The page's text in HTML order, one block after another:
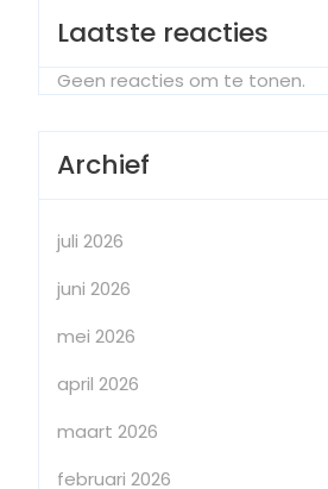
Laatste reacties
Geen reacties om te tonen.
Archief
juli 2026
juni 2026
mei 2026
april 2026
maart 2026
februari 2026